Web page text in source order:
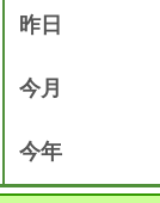
昨日
今月
今年